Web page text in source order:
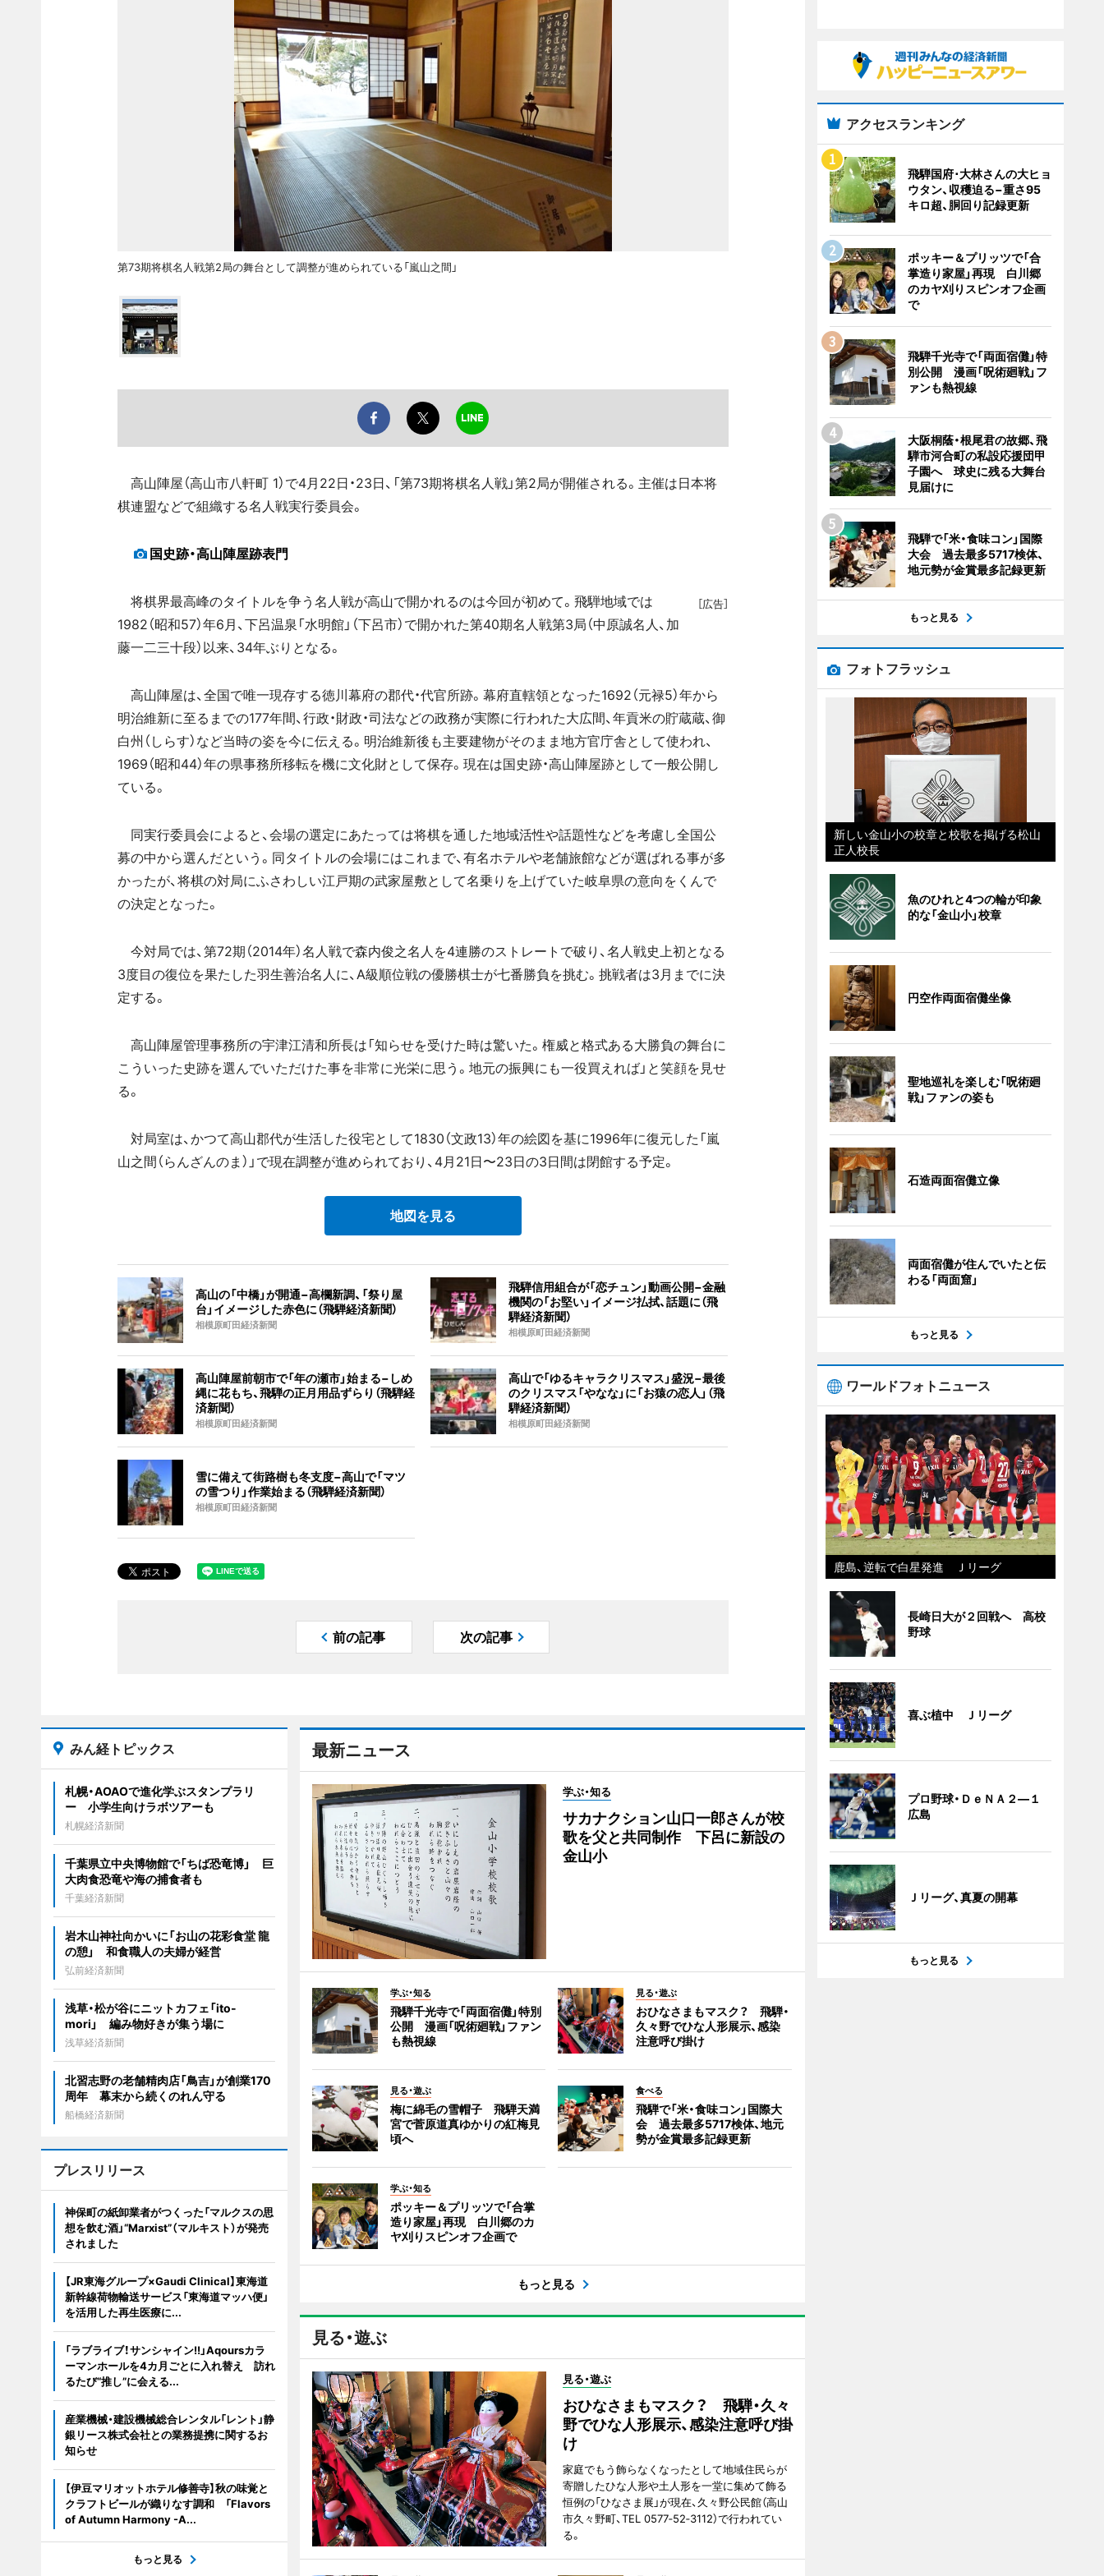
第73期将棋名人戦第2局の舞台として調整が進められている「嵐山之間」
高山陣屋（高山市八軒町 1）で4月22日・23日、「第73期将棋名人戦」第2局が開催される。主催は日本将
棋連盟などで組織する名人戦実行委員会。
国史跡・高山陣屋跡表門
［広告］
将棋界最高峰のタイトルを争う名人戦が高山で開かれるのは今回が初めて。飛騨地域では
1982（昭和57）年6月、下呂温泉「水明館」（下呂市）で開かれた第40期名人戦第3局（中原誠名人、加
藤一二三十段）以来、34年ぶりとなる。
高山陣屋は、全国で唯一現存する徳川幕府の郡代・代官所跡。幕府直轄領となった1692（元禄5）年から
明治維新に至るまでの177年間、行政・財政・司法などの政務が実際に行われた大広間、年貢米の貯蔵蔵、御
白州（しらす）など当時の姿を今に伝える。明治維新後も主要建物がそのまま地方官庁舎として使われ、
1969（昭和44）年の県事務所移転を機に文化財として保存。現在は国史跡・高山陣屋跡として一般公開し
ている。
同実行委員会によると、会場の選定にあたっては将棋を通した地域活性や話題性などを考慮し全国公
募の中から選んだという。同タイトルの会場にはこれまで、有名ホテルや老舗旅館などが選ばれる事が多
かったが、将棋の対局にふさわしい江戸期の武家屋敷として名乗りを上げていた岐阜県の意向をくんで
の決定となった。
今対局では、第72期（2014年）名人戦で森内俊之名人を4連勝のストレートで破り、名人戦史上初となる
3度目の復位を果たした羽生善治名人に、A級順位戦の優勝棋士が七番勝負を挑む。挑戦者は3月までに決
定する。
高山陣屋管理事務所の宇津江清和所長は「知らせを受けた時は驚いた。権威と格式ある大勝負の舞台に
こういった史跡を選んでいただけた事を非常に光栄に思う。地元の振興にも一役買えれば」と笑顔を見せ
る。
対局室は、かつて高山郡代が生活した役宅として1830（文政13）年の絵図を基に1996年に復元した「嵐
山之間（らんざんのま）」で現在調整が進められており、4月21日〜23日の3日間は閉館する予定。
地図を見る
高山の「中橋」が開通−高欄新調、「祭り屋
台」イメージした赤色に（飛騨経済新聞）
相模原町田経済新聞
飛騨信用組合が「恋チュン」動画公開−金融
機関の「お堅い」イメージ払拭、話題に（飛
騨経済新聞）
相模原町田経済新聞
高山陣屋前朝市で「年の瀬市」始まる−しめ
縄に花もち、飛騨の正月用品ずらり（飛騨経
済新聞）
相模原町田経済新聞
高山で「ゆるキャラクリスマス」盛況−最後
のクリスマス「やなな」に「お猿の恋人」（飛
騨経済新聞）
相模原町田経済新聞
雪に備えて街路樹も冬支度−高山で「マツ
の雪つり」作業始まる（飛騨経済新聞）
相模原町田経済新聞
前の記事 次の記事
最新ニュース
学ぶ・知る
サカナクション山口一郎さんが校
歌を父と共同制作 下呂に新設の
金山小
学ぶ・知る
飛騨千光寺で「両面宿儺」特別
公開 漫画「呪術廻戦」ファン
も熱視線
見る・遊ぶ
おひなさまもマスク？ 飛騨・
久々野でひな人形展示、感染
注意呼び掛け
見る・遊ぶ
梅に綿毛の雪帽子 飛騨天満
宮で菅原道真ゆかりの紅梅見
頃へ
食べる
飛騨で「米・食味コン」国際大
会 過去最多5717検体、地元
勢が金賞最多記録更新
学ぶ・知る
ポッキー＆プリッツで「合掌
造り家屋」再現 白川郷のカ
ヤ刈りスピンオフ企画で
もっと見る
見る・遊ぶ
見る・遊ぶ
おひなさまもマスク？ 飛騨・久々
野でひな人形展示、感染注意呼び掛
け
家庭でもう飾らなくなったとして地域住民らが
寄贈したひな人形や土人形を一堂に集めて飾る
恒例の「ひなさま展」が現在、久々野公民館（高山
市久々野町、TEL 0577‐52‐3112）で行われてい
る。
みん経トピックス
札幌・AOAOで進化学ぶスタンプラリ
ー 小学生向けラボツアーも
札幌経済新聞
千葉県立中央博物館で「ちば恐竜博」 巨
大肉食恐竜や海の捕食者も
千葉経済新聞
岩木山神社向かいに「お山の花彩食堂 龍
の憩」 和食職人の夫婦が経営
弘前経済新聞
浅草・松が谷にニットカフェ「ito-
mori」 編み物好きが集う場に
浅草経済新聞
北習志野の老舗精肉店「鳥吉」が創業170
周年 幕末から続くのれん守る
船橋経済新聞
プレスリリース
神保町の紙卸業者がつくった「マルクスの思
想を飲む酒」“Marxist”（マルキスト）が発売
されました
【JR東海グループ×Gaudi Clinical】東海道
新幹線荷物輸送サービス「東海道マッハ便」
を活用した再生医療に...
「ラブライブ！サンシャイン!!」Aqoursカラ
ーマンホールを4カ月ごとに入れ替え 訪れ
るたび“推し”に会える...
産業機械・建設機械総合レンタル「レント」静
銀リース株式会社との業務提携に関するお
知らせ
【伊豆マリオットホテル修善寺】秋の味覚と
クラフトビールが織りなす調和 「Flavors
of Autumn Harmony -A...
もっと見る
アクセスランキング
飛騨国府･大林さんの大ヒョ
ウタン、収穫迫る−重さ95
キロ超、胴回り記録更新
ポッキー＆プリッツで「合
掌造り家屋」再現 白川郷
のカヤ刈りスピンオフ企画
で
飛騨千光寺で「両面宿儺」特
別公開 漫画「呪術廻戦」フ
ァンも熱視線
大阪桐蔭・根尾君の故郷、飛
騨市河合町の私設応援団甲
子園へ 球史に残る大舞台
見届けに
飛騨で「米・食味コン」国際
大会 過去最多5717検体、
地元勢が金賞最多記録更新
もっと見る
フォトフラッシュ
新しい金山小の校章と校歌を掲げる松山
正人校長
魚のひれと4つの輪が印象
的な「金山小」校章
円空作両面宿儺坐像
聖地巡礼を楽しむ「呪術廻
戦」ファンの姿も
石造両面宿儺立像
両面宿儺が住んでいたと伝
わる「両面窟」
もっと見る
ワールドフォトニュース
鹿島、逆転で白星発進 Ｊリーグ
長崎日大が２回戦へ 高校
野球
喜ぶ植中 Ｊリーグ
プロ野球・ＤｅＮＡ２―１
広島
Ｊリーグ、真夏の開幕
もっと見る